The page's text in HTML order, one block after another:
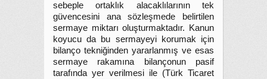
sebeple ortaklık alacaklılarının tek
güvencesini ana sözleşmede belirtilen
sermaye miktarı oluşturmaktadır. Kanun
koyucu da bu sermayeyi korumak için
bilanço tekniğinden yararlanmış ve esas
sermaye rakamına bilançonun pasif
tarafında yer verilmesi ile (Türk Ticaret